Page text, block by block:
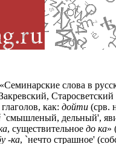
слова в
как: дойти (срв.
`смышленый, дельный',
, существительное до ка»
у -ка, `нечто страшное'